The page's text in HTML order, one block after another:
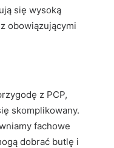
się wysoką
obowiązującymi
z PCP,
skomplikowany.
fachowe
dobrać butlę i